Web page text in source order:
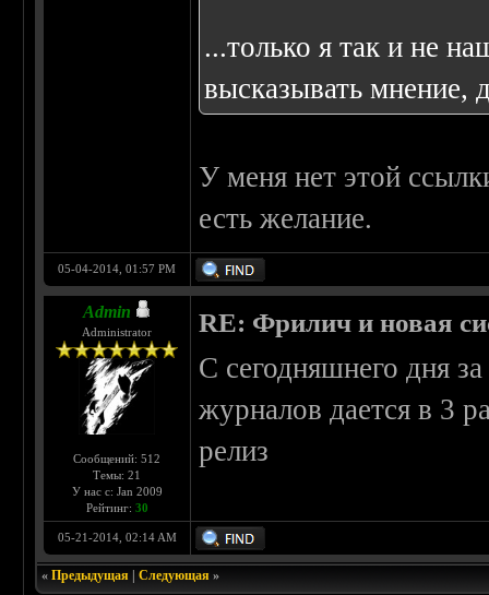
...только я так и не
высказывать мнение,
У меня нет этой
есть желание.
05-04-2014, 01:57 PM
Admin
Administrator
Сообщений: 512
Темы: 21
У нас с: Jan 2009
Рейтинг: 30
RE: Фрилич и новая
С сегодняшнего дня
журналов дается в 3
релиз
05-21-2014, 02:14 AM
«Предыдущая |Следующая »